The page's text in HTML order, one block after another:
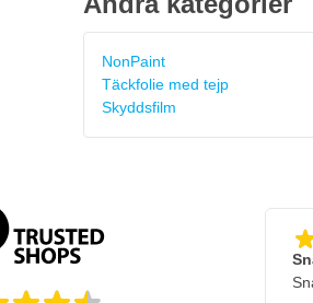
NonPaint
Täckfolie med tejp
Skyddsfilm